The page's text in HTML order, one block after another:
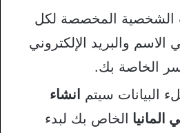
الشخصية المخصصة لكل
الاسم والبريد الإلكتروني
الخاصة بك.
البيانات سيتم
انشاء
الخاص بك لبدء